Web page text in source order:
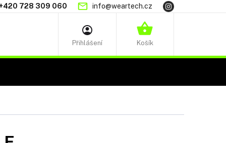
728 309 060 info@weartech.cz
NÁKUPNÍ